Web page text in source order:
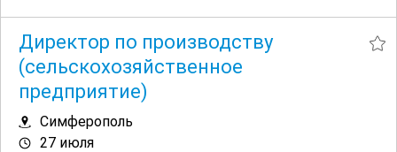
Директор по производству
(сельскохозяйственное
предприятие)
Симферополь
27 июля